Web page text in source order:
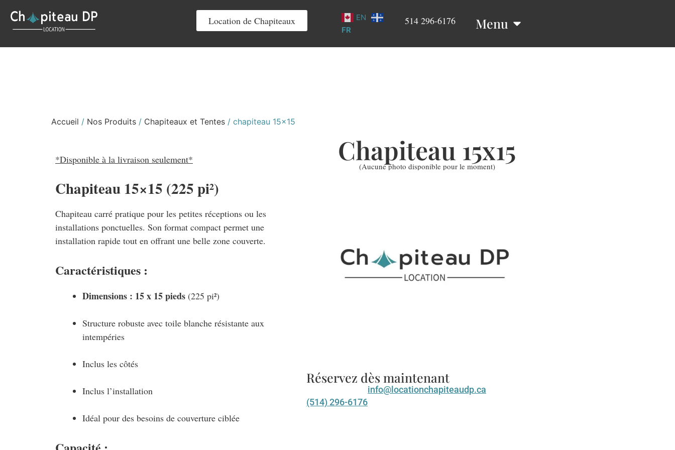
Location de Chapiteaux
EN
FR
514 296-6176 Menu
Accueil / Nos Produits / Chapiteaux et Tentes / chapiteau 15×15
*Disponible à la livraison seulement*
Chapiteau 15×15 (225 pi²)
Chapiteau carré pratique pour les petites réceptions ou les
installations ponctuelles. Son format compact permet une
installation rapide tout en offrant une belle zone couverte.
Caractéristiques :
Dimensions : 15 x 15 pieds (225 pi²)
Structure robuste avec toile blanche résistante aux
intempéries
Inclus les côtés
Inclus l’installation
Idéal pour des besoins de couverture ciblée
Chapiteau 15x15
(Aucune photo disponible pour le moment)
Réservez dès maintenant
info@locationchapiteaudp.ca
(514) 296-6176